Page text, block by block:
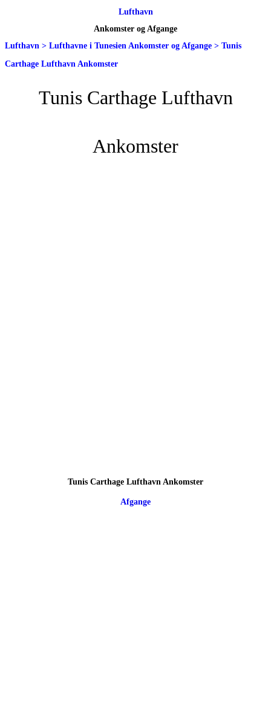
Lufthavn
Ankomster og Afgange
Lufthavn > Lufthavne i Tunesien Ankomster og Afgange > Tunis
Carthage Lufthavn Ankomster
Tunis Carthage Lufthavn
Ankomster
Tunis Carthage Lufthavn Ankomster
Afgange